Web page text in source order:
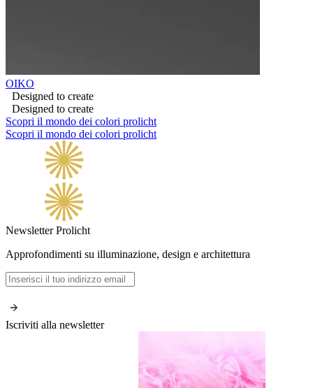
OIKO
Designed to create
Designed to create
Scopri il mondo dei colori prolicht
Scopri il mondo dei colori prolicht
Newsletter Prolicht
Approfondimenti su illuminazione, design e architettura
Iscriviti alla newsletter